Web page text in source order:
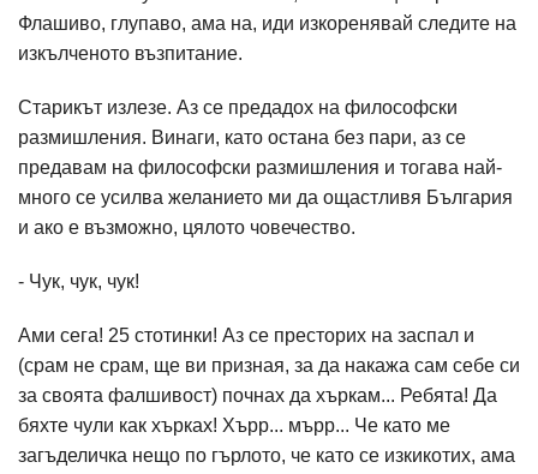
Флашиво, глупаво, ама на, иди изкоренявай следите на
изкълченото възпитание.
Старикът излезе. Аз се предадох на философски
размишления. Винаги, като остана без пари, аз се
предавам на философски размишления и тогава най-
много се усилва желанието ми да ощастливя България
и ако е възможно, цялото човечество.
- Чук, чук, чук!
Ами сега! 25 стотинки! Аз се престорих на заспал и
(срам не срам, ще ви призная, за да накажа сам себе си
за своята фалшивост) почнах да хъркам... Ребята! Да
бяхте чули как хърках! Хърр... мърр... Че като ме
загъделичка нещо по гърлото, че като се изкикотих, ама